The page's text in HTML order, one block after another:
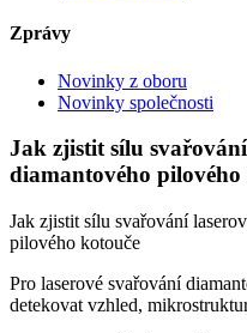
Zprávy
Novinky z oboru
Novinky společnosti
Jak zjistit sílu
diamantového pilového
Jak zjistit sílu svařování
pilového kotouče
Pro laserové svařování
detekovat vzhled,